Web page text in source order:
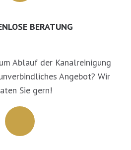
BERATUNG
Ablauf der Kanalreinigung
Angebot? Wir
Sie gern!